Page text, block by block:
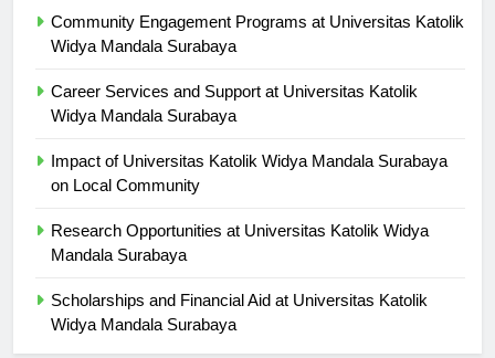
Community Engagement Programs at Universitas Katolik
Career Services and Support at Universitas Katolik
Impact of Universitas Katolik Widya Mandala Surabaya
Research Opportunities at Universitas Katolik Widya
Scholarships and Financial Aid at Universitas Katolik